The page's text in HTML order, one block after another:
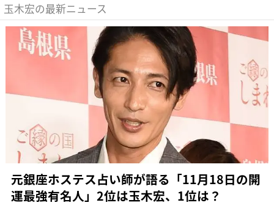
玉木宏の最新ニュース
元銀座ホステス占い師が語る「11月18日の開
運最強有名人」2位は玉木宏、1位は？